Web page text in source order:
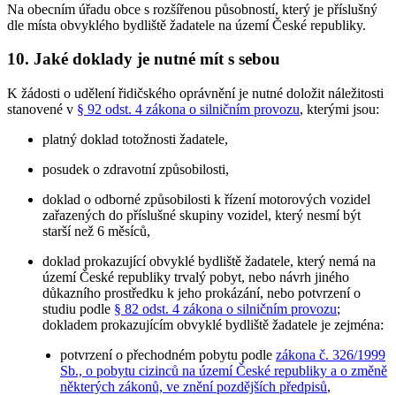
Na obecním úřadu obce s rozšířenou působností, který je příslušný
dle místa obvyklého bydliště žadatele na území České republiky.
10. Jaké doklady je nutné mít s sebou
K žádosti o udělení řidičského oprávnění je nutné doložit náležitosti
stanovené v § 92 odst. 4 zákona o silničním provozu, kterými jsou:
platný doklad totožnosti žadatele,
posudek o zdravotní způsobilosti,
doklad o odborné způsobilosti k řízení motorových vozidel
zařazených do příslušné skupiny vozidel, který nesmí být
starší než 6 měsíců,
doklad prokazující obvyklé bydliště žadatele, který nemá na
území České republiky trvalý pobyt, nebo návrh jiného
důkazního prostředku k jeho prokázání, nebo potvrzení o
studiu podle § 82 odst. 4 zákona o silničním provozu;
dokladem prokazujícím obvyklé bydliště žadatele je zejména:
potvrzení o přechodném pobytu podlezákona č. 326/1999
Sb., o pobytu cizinců na území České republiky a o změně
některých zákonů, ve znění pozdějších předpisů,